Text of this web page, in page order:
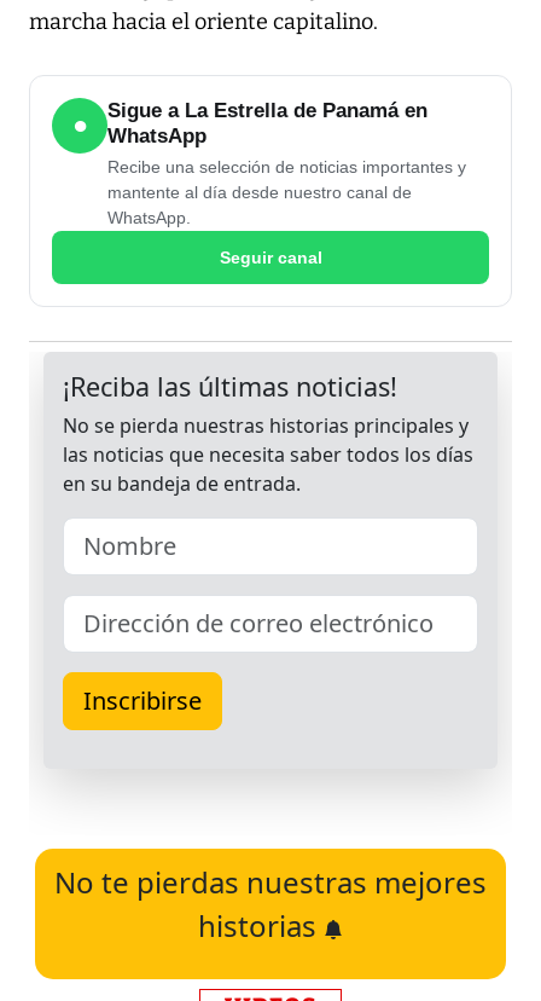
marcha hacia el oriente capitalino.
●
Sigue a La Estrella de Panamá en
WhatsApp
Recibe una selección de noticias importantes y
mantente al día desde nuestro canal de
WhatsApp.
Seguir canal
No te pierdas nuestras mejores
historias